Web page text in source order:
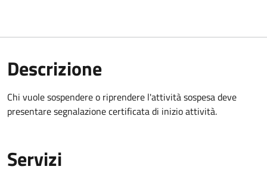
Descrizione
Chi vuole sospendere o riprendere l'attività sospesa deve
presentaresegnalazione certificata di inizio attività.
Servizi